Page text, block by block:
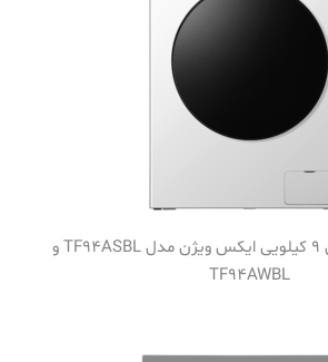
ماشین لباسشویی 9 کیلویی ایکس ویژن مدل TF94ASBL و
TF94AWBL